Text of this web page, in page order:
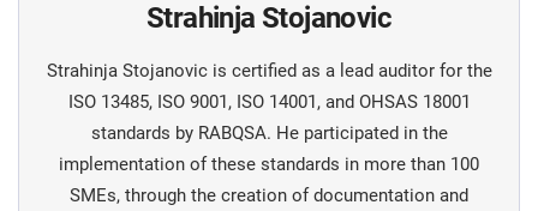
Strahinja Stojanovic
Strahinja Stojanovic is certified as a lead auditor for the
ISO 13485, ISO 9001, ISO 14001, and OHSAS 18001
standards by RABQSA. He participated in the
implementation of these standards in more than 100
SMEs, through the creation of documentation and